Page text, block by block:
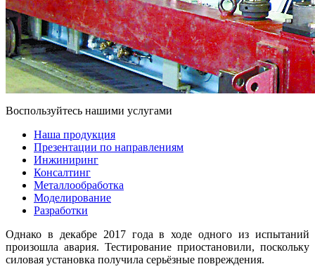
Воспользуйтесь нашими услугами
Наша продукция
Презентации по направлениям
Инжиниринг
Консалтинг
Металлообработка
Моделирование
Разработки
Однако в декабре 2017 года в ходе одного из испытаний
произошла авария. Тестирование приостановили, поскольку
силовая установка получила серьёзные повреждения.